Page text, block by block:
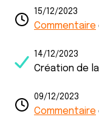
15/12/2023
Commentaire
14/12/2023
Création de
09/12/2023
Commentaire